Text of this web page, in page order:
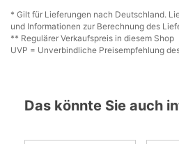
* Gilt für Lieferungen nach Deutschland.
und Informationen zur Berechnung des
** Regulärer Verkaufspreis in diesem Shop
UVP = Unverbindliche Preisempfehlung
Das könnte Sie auch